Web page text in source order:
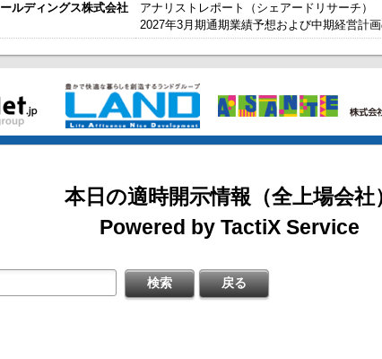
立会外買付取引（ToSTNeT-３）による自己株式の買付けの決定に関す
る報告書 2026/08/07
登録
信［日本基準］(連結)
短信〔日本基準〕(連結)
ルディングス株式会社
アナリストレポート（シェアードリサーチ）
2027年3月期通期業績予想および中期経営計
掲載開始日：8/3
カバー（5253：グロース）
掲載開始日：7/1
ゴルフ・ドゥ（3032：ネクスト）
掲載開始日：5/21
梅の花グループ（7604：スタンダード）
本日の適時開示情報（全上場会社
Powered by TactiX Service